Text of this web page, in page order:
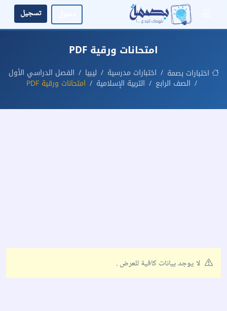
تسجيل
امتحانات ورقية PDF
اختبارات بصمة اختبارات مدرسية ليبيا
الفصل الدراسي الأول
الصف الرابع
التربية الإسلامية امتحانات ورقية PDF
لا يوجد بيانات كافية للعرض .